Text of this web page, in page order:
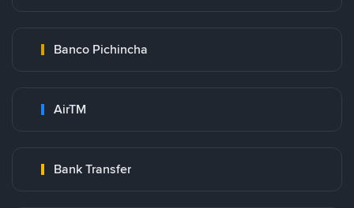
Banco Pichincha
AirTM
Bank Transfer